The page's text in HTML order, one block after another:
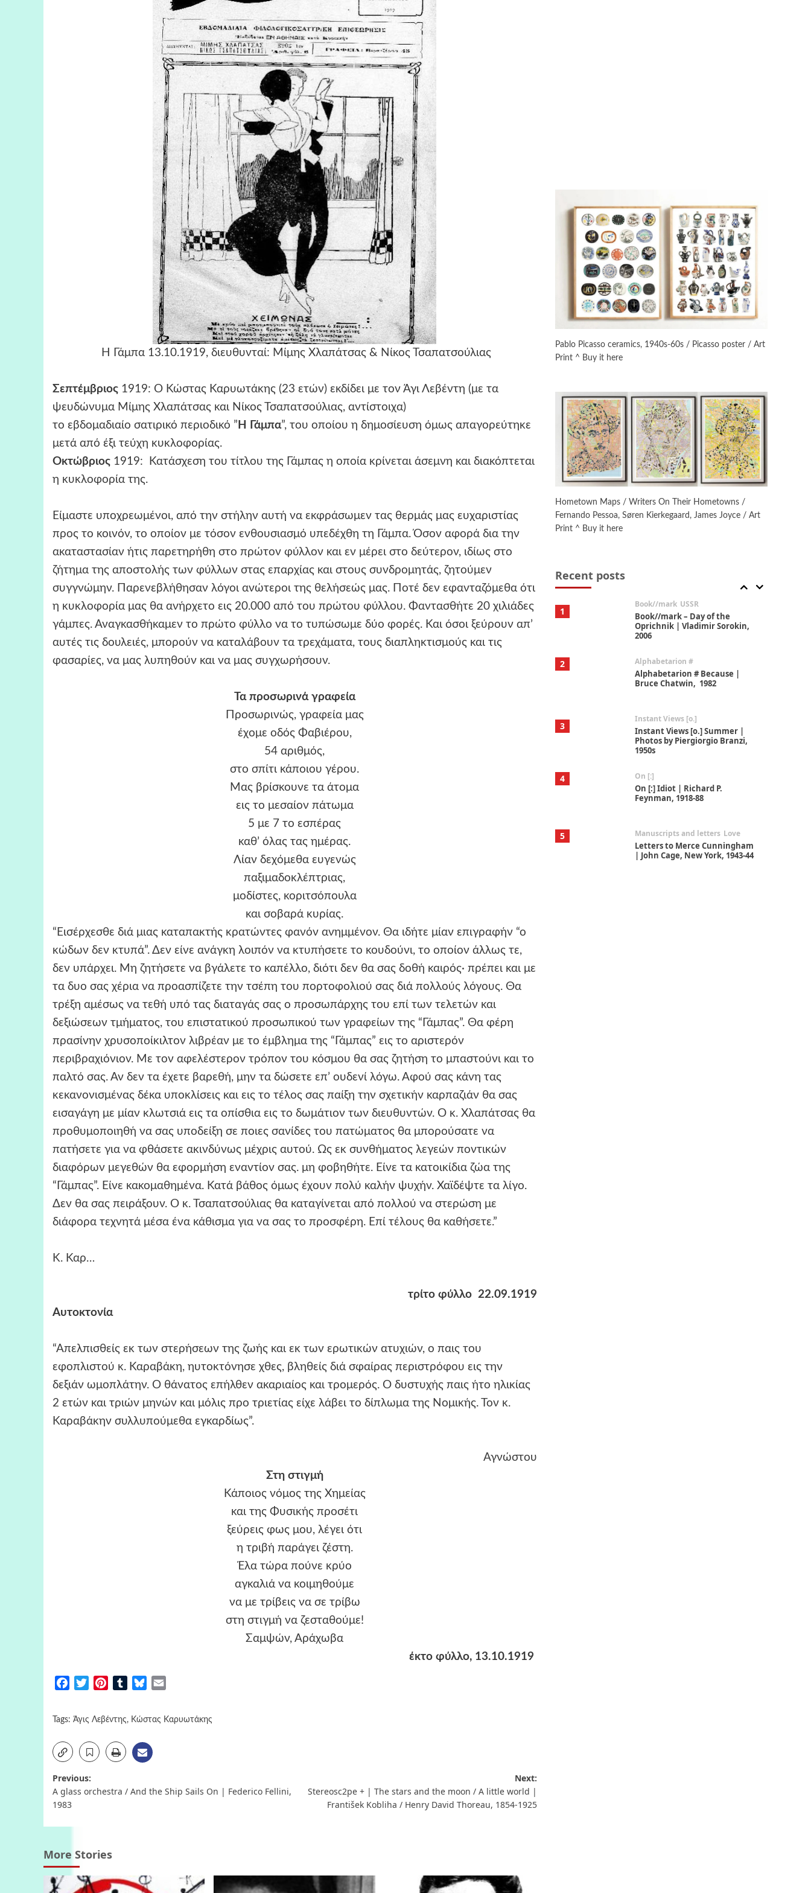
Η Γάμπα 13.10.1919, διευθυνταί: Μίμης Χλαπάτσας & Νίκος Τσαπατσούλιας
Σεπτέμβριος 1919: Ο Κώστας Καρυωτάκης (23 ετών) εκδίδει με τον Άγι Λεβέντη (με τα
ψευδώνυμα Μίμης Χλαπάτσας και Νίκος Τσαπατσούλιας, αντίστοιχα)
το εβδομαδιαίο σατιρικό περιοδικό ” Η Γάμπα”, του οποίου η δημοσίευση όμως απαγορεύτηκε
μετά από έξι τεύχη κυκλοφορίας.
Οκτώβριος 1919: Κατάσχεση του τίτλου της Γάμπας η οποία κρίνεται άσεμνη και διακόπτεται
η κυκλοφορία της.
Είμαστε υποχρεωμένοι, από την στήλην αυτή να εκφράσωμεν τας θερμάς μας ευχαριστίας
προς το κοινόν, το οποίον με τόσον ενθουσιασμό υπεδέχθη τη Γάμπα. Όσον αφορά δια την
ακαταστασίαν ήτις παρετηρήθη στο πρώτον φύλλον και εν μέρει στο δεύτερον, ιδίως στο
ζήτημα της αποστολής των φύλλων στας επαρχίας και στους συνδρομητάς, ζητούμεν
συγγνώμην. Παρενεβλήθησαν λόγοι ανώτεροι της θελήσεώς μας. Ποτέ δεν εφανταζόμεθα ότι
η κυκλοφορία μας θα ανήρχετο εις 20.000 από του πρώτου φύλλου. Φαντασθήτε 20 χιλιάδες
γάμπες. Αναγκασθήκαμεν το πρώτο φύλλο να το τυπώσωμε δύο φορές. Και όσοι ξεύρουν απ’
αυτές τις δουλειές, μπορούν να καταλάβουν τα τρεχάματα, τους διαπληκτισμούς και τις
φασαρίες, να μας λυπηθούν και να μας συγχωρήσουν.
Τα προσωρινά γραφεία
Προσωρινώς, γραφεία μας
έχομε οδός Φαβιέρου,
54 αριθμός,
στο σπίτι κάποιου γέρου.
Μας βρίσκουνε τα άτομα
εις το μεσαίον πάτωμα
5 με 7 το εσπέρας
καθ’ όλας τας ημέρας.
Λίαν δεχόμεθα ευγενώς
παξιμαδοκλέπτριας,
μοδίστες, κοριτσόπουλα
και σοβαρά κυρίας.
“Εισέρχεσθε διά μιας καταπακτής κρατώντες φανόν ανημμένον. Θα ιδήτε μίαν επιγραφήν “ο
κώδων δεν κτυπά”. Δεν είνε ανάγκη λοιπόν να κτυπήσετε το κουδούνι, το οποίον άλλως τε,
δεν υπάρχει. Μη ζητήσετε να βγάλετε το καπέλλο, διότι δεν θα σας δοθή καιρός· πρέπει και με
τα δυο σας χέρια να προασπίζετε την τσέπη του πορτοφολιού σας διά πολλούς λόγους. Θα
τρέξη αμέσως να τεθή υπό τας διαταγάς σας ο προσωπάρχης του επί των τελετών και
δεξιώσεων τμήματος, του επιστατικού προσωπικού των γραφείων της “Γάμπας”. Θα φέρη
πρασίνην χρυσοποίκιλτον λιβρέαν με το έμβλημα της “Γάμπας” εις το αριστερόν
περιβραχιόνιον. Με τον αφελέστερον τρόπον του κόσμου θα σας ζητήση το μπαστούνι και το
παλτό σας. Αν δεν τα έχετε βαρεθή, μην τα δώσετε επ’ ουδενί λόγω. Αφού σας κάνη τας
κεκανονισμένας δέκα υποκλίσεις και εις το τέλος σας παίξη την σχετικήν καρπαζιάν θα σας
εισαγάγη με μίαν κλωτσιά εις τα οπίσθια εις το δωμάτιον των διευθυντών. Ο κ. Χλαπάτσας θα
προθυμοποιηθή να σας υποδείξη σε ποιες σανίδες του πατώματος θα μπορούσατε να
πατήσετε για να φθάσετε ακινδύνως μέχρις αυτού. Ως εκ συνθήματος λεγεών ποντικών
διαφόρων μεγεθών θα εφορμήση εναντίον σας. μη φοβηθήτε. Είνε τα κατοικίδια ζώα της
“Γάμπας”. Είνε κακομαθημένα. Κατά βάθος όμως έχουν πολύ καλήν ψυχήν. Χαϊδέψτε τα λίγο.
Δεν θα σας πειράξουν. Ο κ. Τσαπατσούλιας θα καταγίνεται από πολλού να στερώση με
διάφορα τεχνητά μέσα ένα κάθισμα για να σας το προσφέρη. Επί τέλους θα καθήσετε.”
Κ. Καρ…
τρίτο φύλλο 22.09.1919
Aυτοκτονία
“Απελπισθείς εκ των στερήσεων της ζωής και εκ των ερωτικών ατυχιών, ο παις του
εφοπλιστού κ. Καραβάκη, ηυτοκτόνησε χθες, βληθείς διά σφαίρας περιστρόφου εις την
δεξιάν ωμοπλάτην. Ο θάνατος επήλθεν ακαριαίος και τρομερός. Ο δυστυχής παις ήτο ηλικίας
2 ετών και τριών μηνών και μόλις προ τριετίας είχε λάβει το δίπλωμα της Νομικής. Τον κ.
Καραβάκην συλλυπούμεθα εγκαρδίως”.
Αγνώστου
Στη στιγμή
Κάποιος νόμος της Χημείας
και της Φυσικής προσέτι
ξεύρεις φως μου, λέγει ότι
η τριβή παράγει ζέστη.
Έλα τώρα πούνε κρύο
αγκαλιά να κοιμηθούμε
να με τρίβεις να σε τρίβω
στη στιγμή να ζεσταθούμε!
Σαμψών, Αράχωβα
έκτο φύλλο, 13.10.1919
FacebookTwitterPinterestTumblrBluesky
Tags: Άγις Λεβέντης, Κώστας Καρυωτάκης
Post
navigation
Previous:
A glass orchestra / And the Ship Sails On | Federico Fellini,
1983
Next:
Stereosc2pe + | The stars and the moon / A little world |
František Kobliha / Henry David Thoreau, 1854-1925
More Stories
Pablo Picasso ceramics, 1940s-60s / Picasso poster / Art
Print ^ Buy it here
Hometown Maps / Writers On Their Hometowns /
Fernando Pessoa, Søren Kierkegaard, James Joyce / Art
Print ^ Buy it here
Recent posts
Instant Views [o.]
Instant Views [o.] Summer |
Photos by Piergiorgio Branzi,
1950s
Feynman, 1918-88
Manuscripts and letters Love
Letters to Merce Cunningham
| John Cage, New York, 1943-44
6
Poems Pop +
Ah! Sunflower | A poem by
William Blake, 1794 + A song by
The Fugs, 1965
1
Book//mark USSR
Book//mark – Day of the
Oprichnik | Vladimir Sorokin,
2006
2 Alphabetarion #
Alphabetarion # Because |
Bruce Chatwin, 1982
3
Instant Views [o.]
Instant Views [o.] Summer |
Photos by Piergiorgio Branzi,
1950s
4 On [:]
On [:] Idiot | Richard P.
Feynman, 1918-88
5 Manuscripts and letters Love
Letters to Merce Cunningham
| John Cage, New York, 1943-44